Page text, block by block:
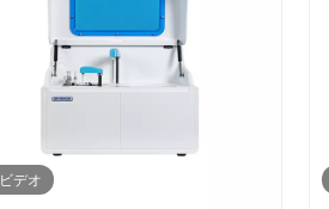
ビデオ